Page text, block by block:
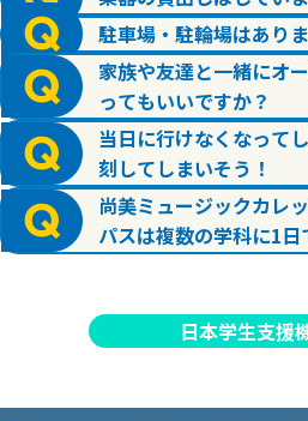
駐車場・駐輪場はあり
家族や友達と一緒にオ
ってもいいですか？
当日に行けなくなって
刻してしまいそう！
尚美ミュージックカレ
パスは複数の学科に1日
日本学生支援